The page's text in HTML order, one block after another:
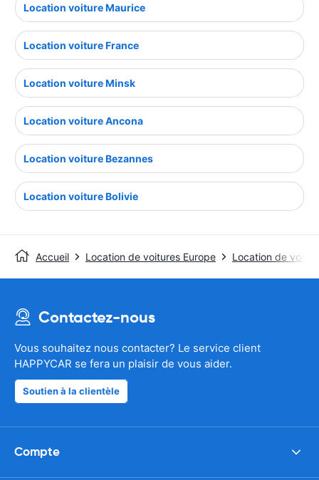
Location voiture Maurice
Location voiture France
Location voiture Minsk
Location voiture Ancona
Location voiture Bezannes
Location voiture Bolivie
Accueil Location de voitures Europe Location de
Contactez-nous
Vous souhaitez nous contacter? Le service client
HAPPYCAR se fera un plaisir de vous aider.
Soutien à la clientèle
Compte